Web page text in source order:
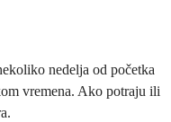
nedelja od početka
vremena. Ako potraju ili